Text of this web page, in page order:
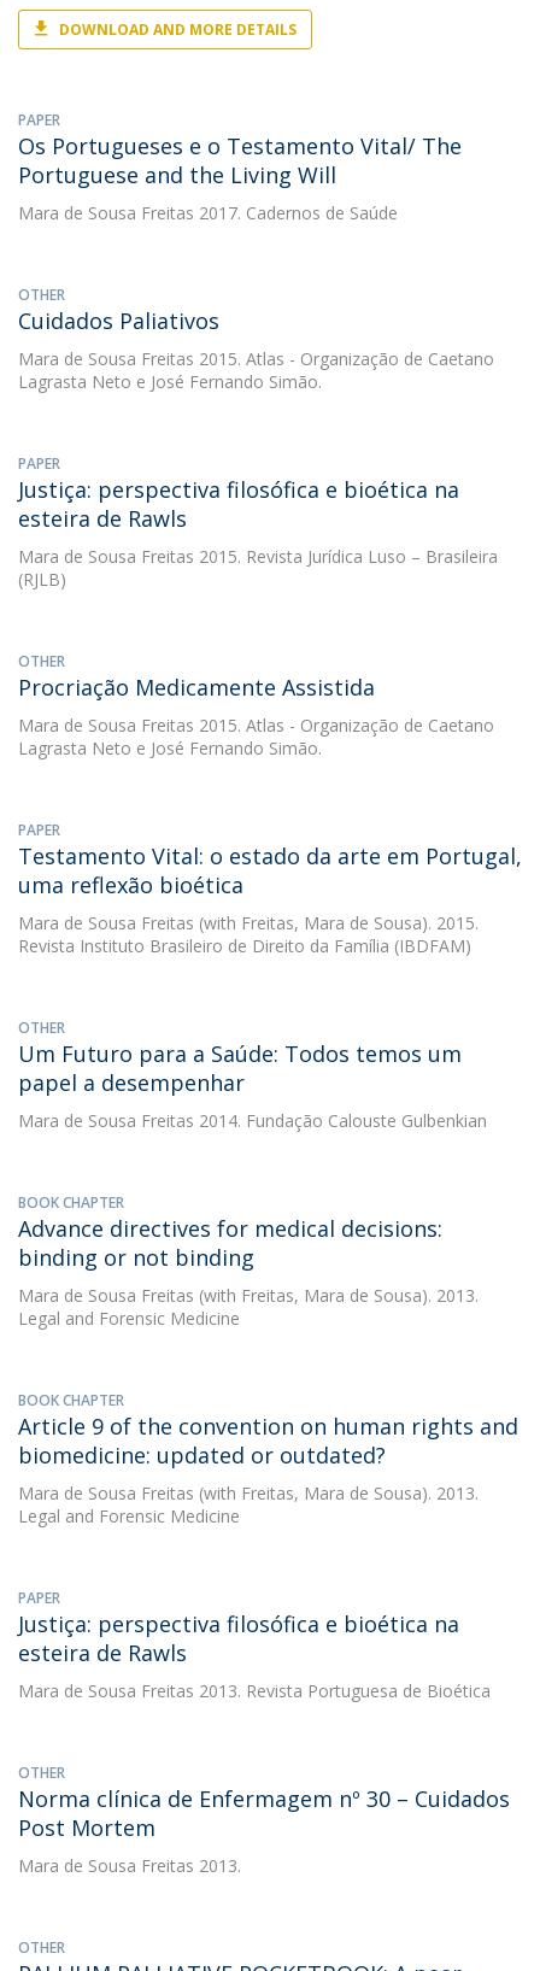
DOWNLOAD AND MORE DETAILS
PAPER
Os Portugueses e o Testamento Vital/ The
Portuguese and the Living Will
Mara de Sousa Freitas 2017. Cadernos de Saúde
OTHER
Cuidados Paliativos
Mara de Sousa Freitas 2015. Atlas - Organização de Caetano
Lagrasta Neto e José Fernando Simão.
PAPER
Justiça: perspectiva filosófica e bioética na
esteira de Rawls
Mara de Sousa Freitas 2015. Revista Jurídica Luso – Brasileira
(RJLB)
OTHER
Procriação Medicamente Assistida
Mara de Sousa Freitas 2015. Atlas - Organização de Caetano
Lagrasta Neto e José Fernando Simão.
PAPER
Testamento Vital: o estado da arte em Portugal,
uma reflexão bioética
Mara de Sousa Freitas (with Freitas, Mara de Sousa). 2015.
Revista Instituto Brasileiro de Direito da Família (IBDFAM)
OTHER
Um Futuro para a Saúde: Todos temos um
papel a desempenhar
Mara de Sousa Freitas 2014. Fundação Calouste Gulbenkian
BOOK CHAPTER
Advance directives for medical decisions:
binding or not binding
Mara de Sousa Freitas (with Freitas, Mara de Sousa). 2013.
Legal and Forensic Medicine
BOOK CHAPTER
Article 9 of the convention on human rights and
biomedicine: updated or outdated?
Mara de Sousa Freitas (with Freitas, Mara de Sousa). 2013.
Legal and Forensic Medicine
PAPER
Justiça: perspectiva filosófica e bioética na
esteira de Rawls
Mara de Sousa Freitas 2013. Revista Portuguesa de Bioética
OTHER
Norma clínica de Enfermagem nº 30 – Cuidados
Post Mortem
Mara de Sousa Freitas 2013.
OTHER